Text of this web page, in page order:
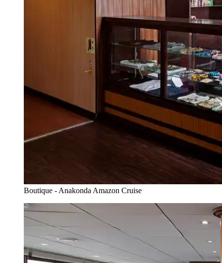
Boutique - Anakonda Amazon Cruise